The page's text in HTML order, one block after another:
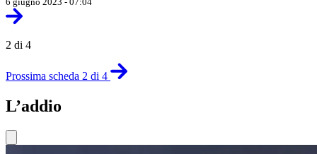
2 di 4
Prossima scheda 2 di 4
L’addio